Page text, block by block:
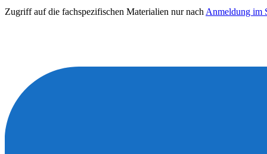
Zugriff auf die fachspezifischen Materialien nur nach Anmeldung im